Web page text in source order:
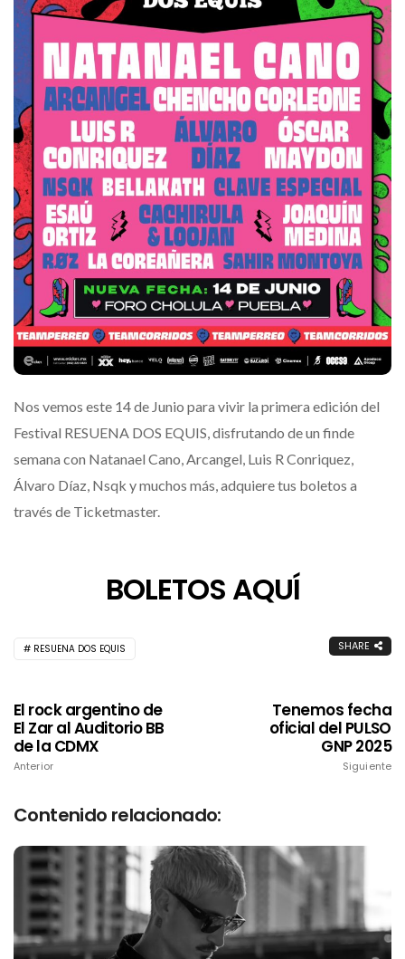
Nos vemos este 14 de Junio para vivir la primera edición del
Festival RESUENA DOS EQUIS, disfrutando de un finde
semana con Natanael Cano, Arcangel, Luis R Conriquez,
Álvaro Díaz, Nsqk y muchos más, adquiere tus boletos a
través de Ticketmaster.
BOLETOS AQUÍ
RESUENA DOS EQUIS SHARE
El rock argentino de
El Zar al Auditorio BB
de la CDMX
Anterior
Tenemos fecha
oficial del PULSO
GNP 2025
Siguiente
Contenido relacionado: